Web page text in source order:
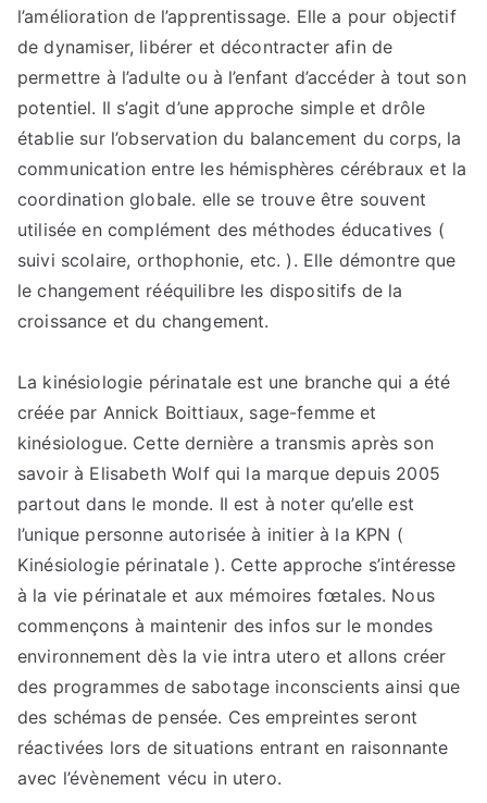
l’amélioration de l’apprentissage. Elle a pour objectif
de dynamiser, libérer et décontracter afin de
permettre à l’adulte ou à l’enfant d’accéder à tout son
potentiel. Il s’agit d’une approche simple et drôle
établie sur l’observation du balancement du corps, la
communication entre les hémisphères cérébraux et la
coordination globale. elle se trouve être souvent
utilisée en complément des méthodes éducatives (
suivi scolaire, orthophonie, etc. ). Elle démontre que
le changement rééquilibre les dispositifs de la
croissance et du changement.
La kinésiologie périnatale est une branche qui a été
créée par Annick Boittiaux, sage-femme et
kinésiologue. Cette dernière a transmis après son
savoir à Elisabeth Wolf qui la marque depuis 2005
partout dans le monde. Il est à noter qu’elle est
l’unique personne autorisée à initier à la KPN (
Kinésiologie périnatale ). Cette approche s’intéresse
à la vie périnatale et aux mémoires fœtales. Nous
commençons à maintenir des infos sur le mondes
environnement dès la vie intra utero et allons créer
des programmes de sabotage inconscients ainsi que
des schémas de pensée. Ces empreintes seront
réactivées lors de situations entrant en raisonnante
avec l’évènement vécu in utero.